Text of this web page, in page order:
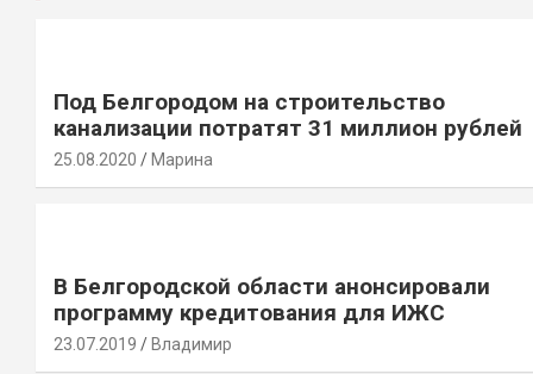
Под Белгородом на строительство
канализации потратят 31 миллион рублей
25.08.2020 Марина
В Белгородской области анонсировали
программу кредитования для ИЖС
23.07.2019 Владимир